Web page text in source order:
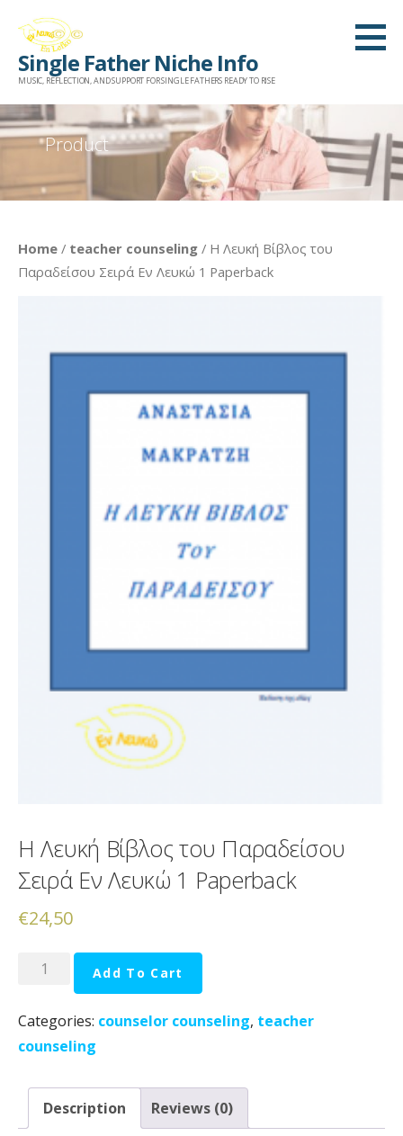
content
Single Father Niche Info
MUSIC, REFLECTION, AND SUPPORT FOR SINGLE FATHERS READY TO RISE
Product
Home / teacher counseling / Η Λευκή Βίβλος του
Παραδείσου Σειρά Εν Λευκώ 1 Paperback
Η Λευκή Βίβλος του Παραδείσου
Σειρά Εν Λευκώ 1 Paperback
€24,50
Βίβλος
του
Σειρά
Add To Cart
Categories: counselor counseling, teacher
counseling
Description Reviews (0)